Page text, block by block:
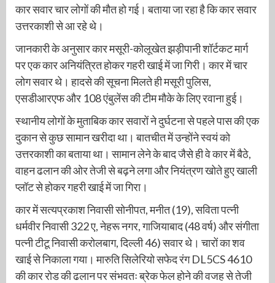
कार सवार चार लोगों की मौत हो गई। बताया जा रहा है कि कार सवार
उत्तरकाशी से आ रहे थे।
जानकारी के अनुसार कार मसूरी-कोलूखेत झड़ीपानी शॉर्टकट मार्ग
पर एक कार अनियंत्रित होकर गहरी खाई में जा गिरी। कार में चार
लोग सवार थे। हादसे की सूचना मिलते ही मसूरी पुलिस,
एसडीआरएफ और 108 एंबुलेंस की टीम मौके के लिए रवाना हुई।
स्थानीय लोगों के मुताबिक कार सवारों ने दुर्घटना से पहले पास की एक
दुकान से कुछ सामान खरीदा था। बातचीत में उन्होंने स्वयं को
उत्तरकाशी का बताया था। सामान लेने के बाद जैसे ही वे कार में बैठे,
वाहन ढलान की ओर तेजी से बढ़ने लगा और नियंत्रण खोते हुए खाली
प्लॉट से होकर गहरी खाई में जा गिरा।
कार में सत्यप्रकाश निवासी सोनीपत, मनीत (19), सविता पत्नी
धर्मवीर निवासी 322 ए, नेहरू नगर, गाजियाबाद (48 वर्ष) और संगीता
पत्नी टीटू निवासी करोलबाग, दिल्ली 46) सवार थे। चारों का शव
खाई से निकाला गया। मारुति सिलेरियो सफेद रंग DL5CS 4610
की कार रोड की ढलान पर संभवतः ब्रेक फेल होने की वजह से तेजी